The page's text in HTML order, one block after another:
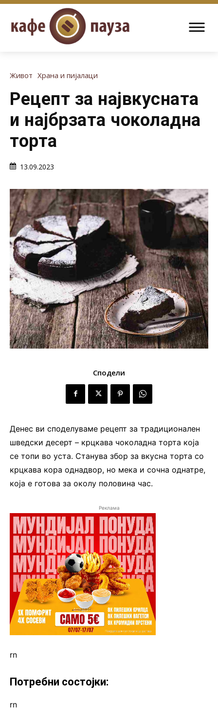
Живот Храна и пијалаци
Рецепт за највкусната
и најбрзата чоколадна
торта
13.09.2023
Сподели
Денес ви споделуваме рецепт за традиционален
шведски десерт – крцкава чоколадна торта која
се топи во уста. Станува збор за вкусна торта со
крцкава кора однадвор, но мека и сочна однатре,
која е готова за околу половина час.
Реклама
rn
Потребни состојки:
rn